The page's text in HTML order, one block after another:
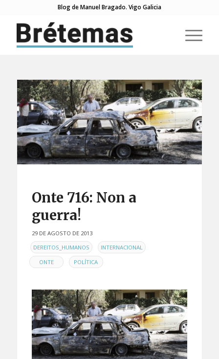
Blog de Manuel Bragado. Vigo Galicia
Onte 716: Non a
guerra!
29 DE AGOSTO DE 2013
ENDEREITOS_HUMANOS , INTERNACIONAL ,
ONTE , POLÍTICA